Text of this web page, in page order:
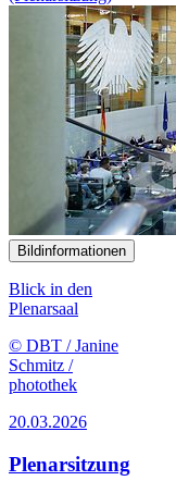
Bildinformationen
Blick in den
Plenarsaal
© DBT / Janine
Schmitz /
photothek
20.03.2026
Plenarsitzung